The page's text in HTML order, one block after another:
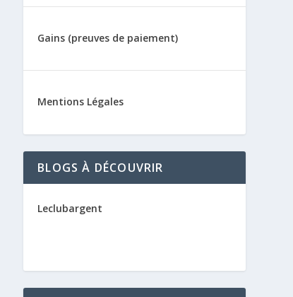
Gains (preuves de paiement)
Mentions Légales
BLOGS À DÉCOUVRIR
Leclubargent